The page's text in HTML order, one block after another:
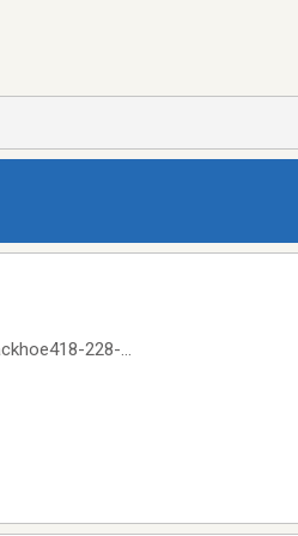
228-